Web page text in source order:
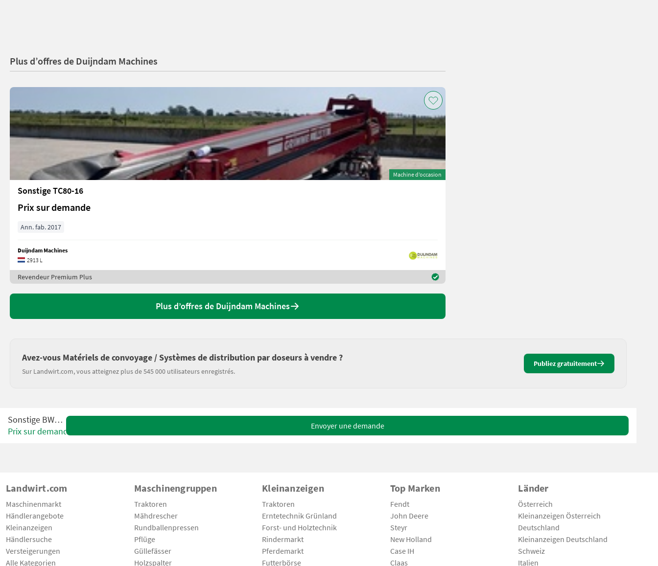
Plus d’offres de Duijndam Machines
Machine d’occasion
Sonstige TC80-16
Prix sur demande
Ann. fab. 2017
Duijndam Machines
2913 L
Revendeur Premium Plus
Plus d’offres de Duijndam Machines
Avez-vous Matériels de convoyage / Systèmes de distribution par doseurs à vendre ?
Sur Landwirt.com, vous atteignez plus de 545 000 utilisateurs enregistrés.
Publiez gratuitement
Sonstige BW120
Prix sur demande
Envoyer une demande
Landwirt.com
Maschinenmarkt
Händlerangebote
Kleinanzeigen
Händlersuche
Versteigerungen
Alle Kategorien
Maschinengruppen
Traktoren
Mähdrescher
Rundballenpressen
Pflüge
Güllefässer
Holzspalter
Kleinanzeigen
Traktoren
Erntetechnik Grünland
Forst- und Holztechnik
Rindermarkt
Pferdemarkt
Futterbörse
Top Marken
Fendt
John Deere
Steyr
New Holland
Case IH
Claas
Länder
Österreich
Kleinanzeigen Österreich
Deutschland
Kleinanzeigen Deutschland
Schweiz
Italien